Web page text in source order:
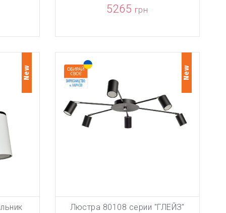
5265 грн
New
ТОВАР ДОБАВЛЕН В КОРЗИНУ
New
В КОРЗИНУ
Люстра 80108 серии "ГЛЕЙЗ"